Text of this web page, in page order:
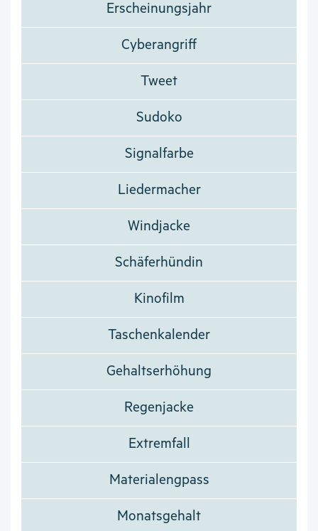
Erscheinungsjahr
Cyberangriff
Tweet
Sudoko
Signalfarbe
Liedermacher
Windjacke
Schäferhündin
Kinofilm
Taschenkalender
Gehaltserhöhung
Regenjacke
Extremfall
Materialengpass
Monatsgehalt